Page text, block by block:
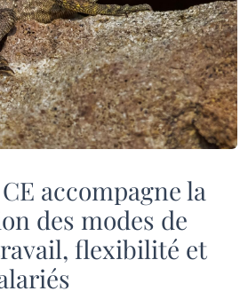
accompagne la
des modes de
flexibilité et